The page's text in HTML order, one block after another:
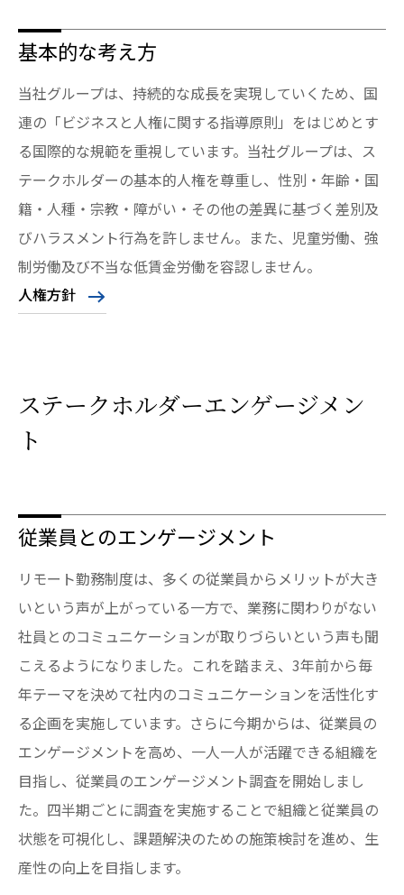
基本的な考え方
当社グループは、持続的な成長を実現していくため、国
連の「ビジネスと人権に関する指導原則」をはじめとす
る国際的な規範を重視しています。当社グループは、ス
テークホルダーの基本的人権を尊重し、性別・年齢・国
籍・人種・宗教・障がい・その他の差異に基づく差別及
びハラスメント行為を許しません。また、児童労働、強
制労働及び不当な低賃金労働を容認しません。
人権方針
ステークホルダーエンゲージメン
ト
従業員とのエンゲージメント
リモート勤務制度は、多くの従業員からメリットが大き
いという声が上がっている一方で、業務に関わりがない
社員とのコミュニケーションが取りづらいという声も聞
こえるようになりました。これを踏まえ、3年前から毎
年テーマを決めて社内のコミュニケーションを活性化す
る企画を実施しています。さらに今期からは、従業員の
エンゲージメントを高め、一人一人が活躍できる組織を
目指し、従業員のエンゲージメント調査を開始しまし
た。四半期ごとに調査を実施することで組織と従業員の
状態を可視化し、課題解決のための施策検討を進め、生
産性の向上を目指します。